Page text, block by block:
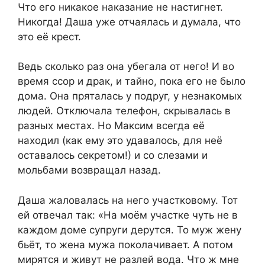
Что его никакое наказание не настигнет.
Никогда! Даша уже отчаялась и думала, что
это её крест.
Ведь сколько раз она убегала от него! И во
время ссор и драк, и тайно, пока его не было
дома. Она пряталась у подруг, у незнакомых
людей. Отключала телефон, скрывалась в
разных местах. Но Максим всегда её
находил (как ему это удавалось, для неё
оставалось секретом!) и со слезами и
мольбами возвращал назад.
Даша жаловалась на него участковому. Тот
ей отвечал так: «На моём участке чуть не в
каждом доме супруги дерутся. То муж жену
бьёт, то жена мужа поколачивает. А потом
мирятся и живут не разлей вода. Что ж мне